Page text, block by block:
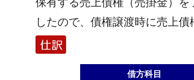
したので、債権譲渡時に売上
借方科目